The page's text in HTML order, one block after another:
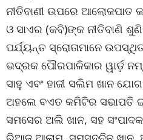
ନୀତିବାଣୀ ଉପରେ ଆଲୋକପାତ
ଓ ସାଏର (କବି)ଙ୍କ ନୀତିବାଣି
ପର୍ଯ୍ୟନ୍ତ ସ୍ରୋତାମାନେ
ଭଦ୍ରକ ପୌରପାଳିକାର ୱାର୍ଡ଼
ସାହୁ ଏବଂ ହାଜୀ ସଲିମ ଖାନ
ଅହଲେ ବଏତ କମିଟିର ସଭାପତି
ସମସେର ଅଲି ଖାନ, ସହ